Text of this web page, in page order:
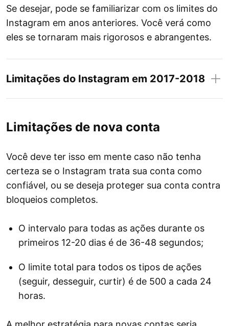
Se desejar, pode se familiarizar com os limites do
Instagram em anos anteriores. Você verá como
eles se tornaram mais rigorosos e abrangentes.
Limitações do Instagram em 2017-2018
Limite de curtidas
Limite de seguidores
Limite de seguidores + curtidas
Limite de desseguir
Limitações de nova conta
Você deve ter isso em mente caso não tenha
certeza se o Instagram trata sua conta como
confiável, ou se deseja proteger sua conta contra
bloqueios completos.
O intervalo para todas as ações durante os
primeiros 12-20 dias é de 36-48 segundos;
O limite total para todos os tipos de ações
(seguir, desseguir, curtir) é de 500 a cada 24
horas.